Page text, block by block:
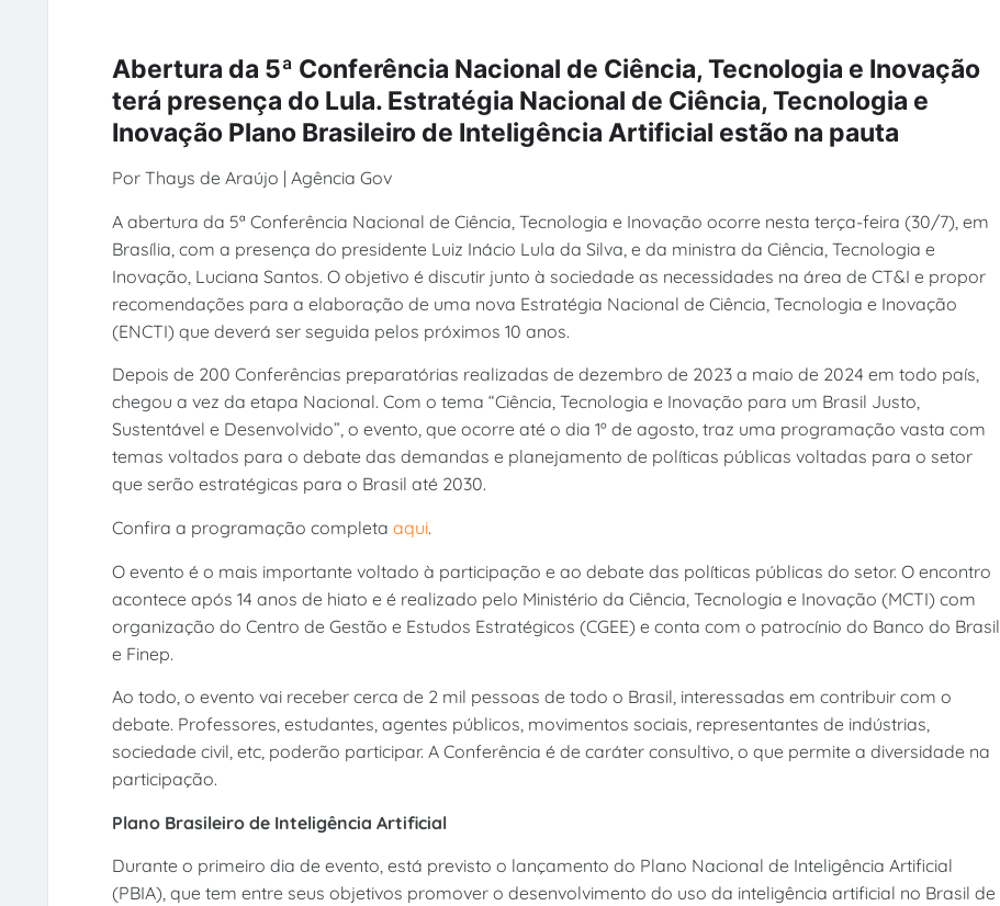
Abertura da 5ª Conferência Nacional de Ciência, Tecnologia e Inovação
terá presença do Lula. Estratégia Nacional de Ciência, Tecnologia e
Inovação Plano Brasileiro de Inteligência Artificial estão na pauta
Por Thays de Araújo | Agência Gov
A abertura da 5ª Conferência Nacional de Ciência, Tecnologia e Inovação ocorre nesta terça-feira (30/7), em
Brasília, com a presença do presidente Luiz Inácio Lula da Silva, e da ministra da Ciência, Tecnologia e
Inovação, Luciana Santos. O objetivo é discutir junto à sociedade as necessidades na área de CT&I e propor
recomendações para a elaboração de uma nova Estratégia Nacional de Ciência, Tecnologia e Inovação
(ENCTI) que deverá ser seguida pelos próximos 10 anos.
Depois de 200 Conferências preparatórias realizadas de dezembro de 2023 a maio de 2024 em todo país,
chegou a vez da etapa Nacional. Com o tema “Ciência, Tecnologia e Inovação para um Brasil Justo,
Sustentável e Desenvolvido”, o evento, que ocorre até o dia 1º de agosto, traz uma programação vasta com
temas voltados para o debate das demandas e planejamento de políticas públicas voltadas para o setor
que serão estratégicas para o Brasil até 2030.
Confira a programação completa aqui.
O evento é o mais importante voltado à participação e ao debate das políticas públicas do setor. O encontro
acontece após 14 anos de hiato e é realizado pelo Ministério da Ciência, Tecnologia e Inovação (MCTI) com
organização do Centro de Gestão e Estudos Estratégicos (CGEE) e conta com o patrocínio do Banco do Brasil
e Finep.
Ao todo, o evento vai receber cerca de 2 mil pessoas de todo o Brasil, interessadas em contribuir com o
debate. Professores, estudantes, agentes públicos, movimentos sociais, representantes de indústrias,
sociedade civil, etc, poderão participar. A Conferência é de caráter consultivo, o que permite a diversidade na
participação.
Plano Brasileiro de Inteligência Artificial
Durante o primeiro dia de evento, está previsto o lançamento do Plano Nacional de Inteligência Artificial
(PBIA), que tem entre seus objetivos promover o desenvolvimento do uso da inteligência artificial no Brasil de